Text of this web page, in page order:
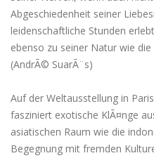
Abgeschiedenheit seiner
leidenschaftliche Stunden
ebenso zu seiner Natur wie
(AndrÃ© SuarÃ¨s)
Auf der Weltausstellung in
fasziniert exotische KlÃ¤nge
asiatischen Raum wie die
Begegnung mit fremden